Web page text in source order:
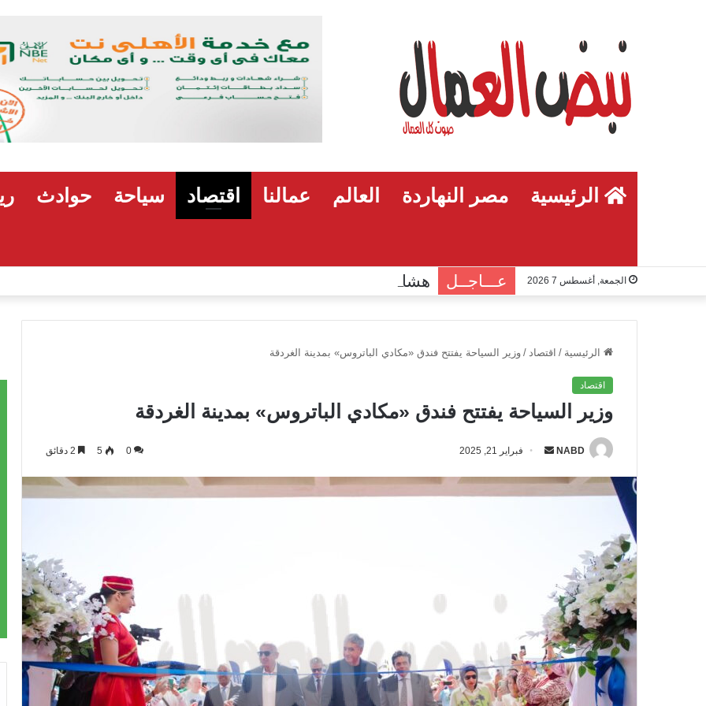
الرئيسية مصر النهاردة العالم عمالنا اقتصاد سياحة حوادث
الجمعة, أغسطس 7 2026 عـــاجــل
الرئيسية / اقتصاد / وزير السياحة يفتتح فندق «مكادي الباتروس» بمدينة الغردقة
اقتصاد
وزير السياحة يفتتح فندق «مكادي الباتروس» بمدينة الغردقة
NABD
إ
ل
ك
ت
ر
فبراير 21, 2025 0
5